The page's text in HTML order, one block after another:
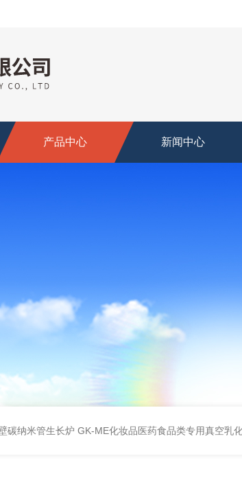
产品中心 新闻中心
碳纳米管生长炉 GK-ME化妆品医药食品类专用真空乳